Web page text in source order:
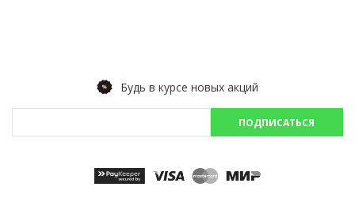
Будь в курсе новых акций
ПОДПИСАТЬСЯ